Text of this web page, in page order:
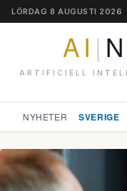
LÖRDAG 8 AUGUSTI 2026
AI |
ARTIFICIELL
NYHETER SVERIGE